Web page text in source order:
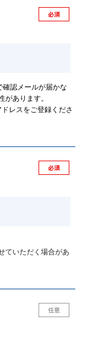
認メールが届かな
あります。
レスをご登録くださ
ていただく場合があ